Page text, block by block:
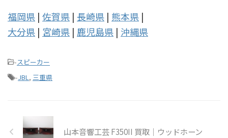
福岡県 | 佐賀県 | 長崎県 | 熊本県 |
大分県 | 宮崎県 | 鹿児島県 | 沖縄県
-スピーカー
-JBL, 三重県
山本音響工芸 F350II 買取｜ウッドホーン